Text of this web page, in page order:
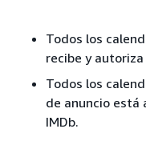
Todos los
recibe y
Todos los
de anuncio está
IMDb.